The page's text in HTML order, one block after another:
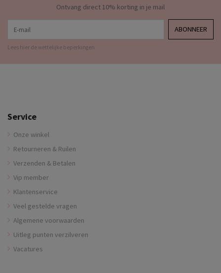
Ontvang direct 10% korting in je mail
ABONNEER
Lees hier de wettelijke beperkingen
Service
Onze winkel
Retourneren & Ruilen
Verzenden & Betalen
Vip member
Klantenservice
Veel gestelde vragen
Algemene voorwaarden
Uitleg punten verzilveren
Vacatures